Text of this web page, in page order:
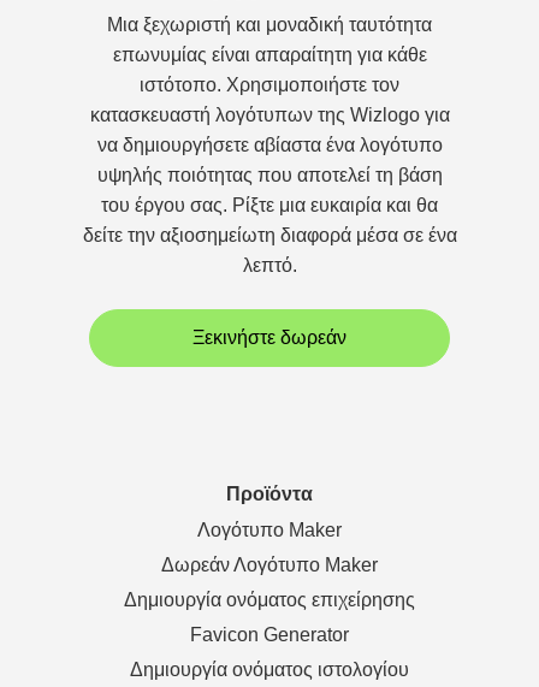
Μια ξεχωριστή και μοναδική ταυτότητα
επωνυμίας είναι απαραίτητη για κάθε
ιστότοπο. Χρησιμοποιήστε τον
κατασκευαστή λογότυπων της Wizlogo για
να δημιουργήσετε αβίαστα ένα λογότυπο
υψηλής ποιότητας που αποτελεί τη βάση
του έργου σας. Ρίξτε μια ευκαιρία και θα
δείτε την αξιοσημείωτη διαφορά μέσα σε ένα
λεπτό.
Ξεκινήστε δωρεάν
Προϊόντα
Λογότυπο Maker
Δωρεάν Λογότυπο Maker
Δημιουργία ονόματος επιχείρησης
Favicon Generator
Δημιουργία ονόματος ιστολογίου